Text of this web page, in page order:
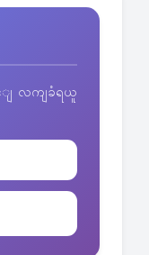
င့ျ လကျခံရယူ